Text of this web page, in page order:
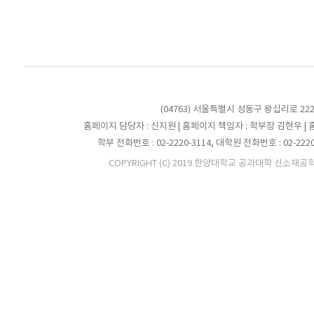
(04763) 서울특별시 성동구 왕십리로
홈페이지 담당자 : 신지원 | 홈페이지 책임자 : 학부장 김현우 |
학부 전화번호 : 02-2220-3114, 대학원 전화번호 : 02-
COPYRIGHT (C) 2019 한양대학교 공과대학 신소재